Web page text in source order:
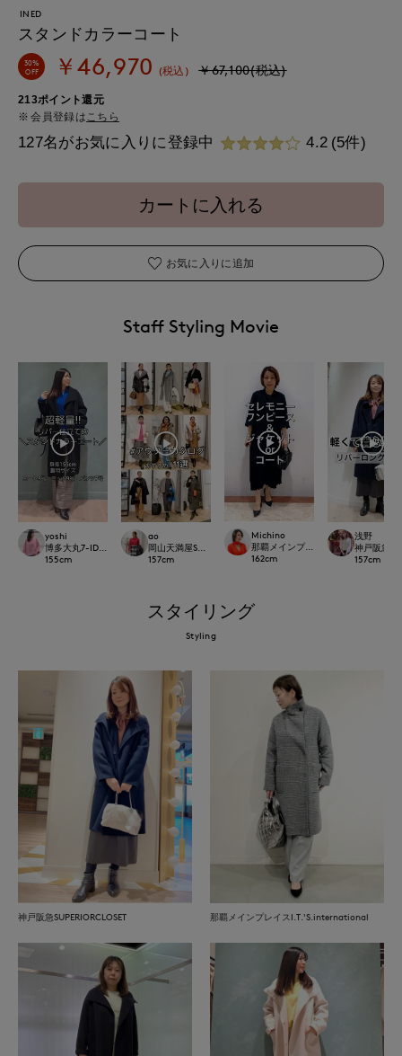
INED
スタンドカラーコート
30%
OFF
￥46,970 (税込) ￥67,100(税込)
213ポイント還元
会員登録は こちら
127名がお気に入りに登録中 4.2 (5件)
カートに入れる
お気に入りに追加
Staff Styling Movie
yoshi
博多大丸7-IDconcept.
155cm
ao
岡山天満屋SUPERIORCLOSET
157cm
Michino
那覇メインプレイス
162cm
浅野
神戸阪急
157cm
スタイリング
Styling
神戸阪急SUPERIORCLOSET 那覇メインプレイスI.T.'S.international